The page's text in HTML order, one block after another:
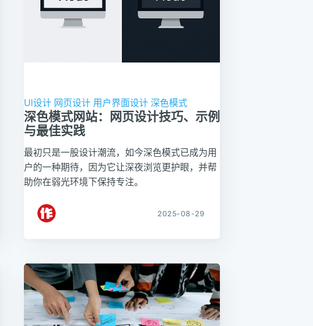
UI设计 网页设计 用户界面设计 深色模式
深色模式网站：网页设计技巧、示例
与最佳实践
最初只是一股设计潮流，如今深色模式已成为用
户的一种期待，因为它让深夜浏览更护眼，并帮
助你在弱光环境下保持专注。
2025-08-29